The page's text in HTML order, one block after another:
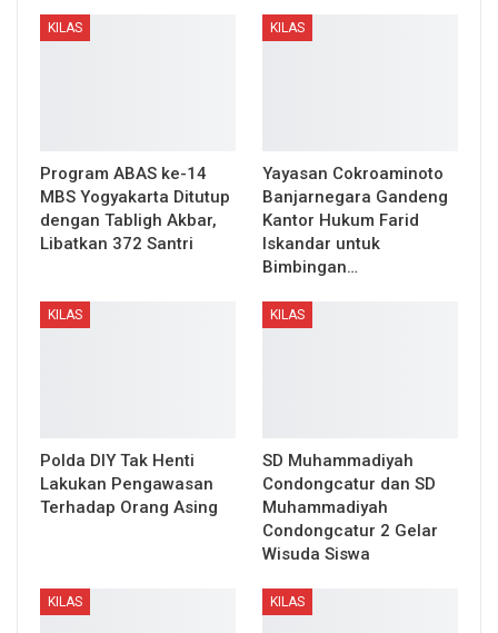
KILAS
Program ABAS ke-14
MBS Yogyakarta Ditutup
dengan Tabligh Akbar,
Libatkan 372 Santri
KILAS
Yayasan Cokroaminoto
Banjarnegara Gandeng
Kantor Hukum Farid
Iskandar untuk
Bimbingan…
KILAS
Polda DIY Tak Henti
Lakukan Pengawasan
Terhadap Orang Asing
KILAS
SD Muhammadiyah
Condongcatur dan SD
Muhammadiyah
Condongcatur 2 Gelar
Wisuda Siswa
KILAS KILAS